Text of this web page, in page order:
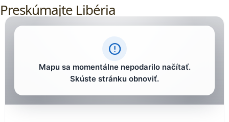
Preskúmajte Libéria
error_outline
Mapu sa momentálne nepodarilo načítať.
Skúste stránku obnoviť.